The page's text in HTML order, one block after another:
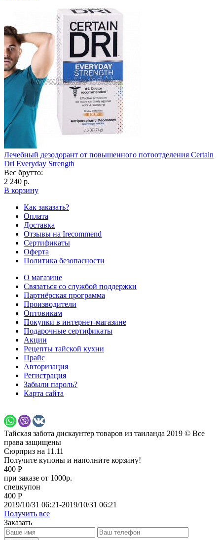
Лечебный дезодорант от повышенного потоотделения Certain
Dri Everyday Strength
Вес брутто:
2 240 р.
В корзину
Как заказать?
Оплата
Доставка
Отзывы на Irecommend
Сертификаты
Оферта
Политика безопасности
О магазине
Связаться со службой поддержки
Партнёрская программа
Производители
Оптовикам
Покупки в интернет-магазине
Подарочные сертификаты
Акции
Рецепты тайской кухни
Прайс
Авторизация
Регистрация
Забыли пароль?
Карта сайта
Тайская забота дискаунтер товаров из таиланда 2019 © Все
права защищены
Сюрприз на 11.11
Получите купоны и наполните корзину!
400 Р
при заказе от 1000р.
спецкупон
400 Р
2019/10/31 06:21-2019/10/31 06:21
Получить все
Заказать